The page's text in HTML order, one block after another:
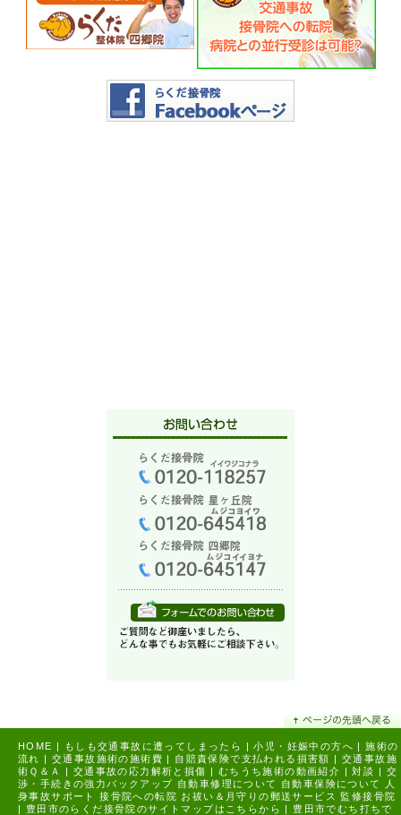
HOME | もしも交通事故に遭ってしまったら | 小児・妊娠中の方へ |
施術の
流れ | 交通事故施術の施術費 | 自賠責保険で支払われる損害額 | 交通事故施
術Ｑ＆Ａ
| 交通事故の応力解析と損傷 | むちうち施術の動画紹介 | 対談 | 交
渉・手続きの強力バックアップ 自動車修理について 自動車保険について
人
身事故サポート
接骨院への転院 お祓い＆月守りの郵送サービス
監修接骨院
|
豊田市のらくだ接骨院のサイトマップはこちらから | 豊田市でむち打ちで